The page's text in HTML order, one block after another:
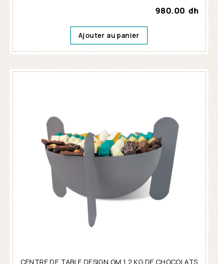
980.00 dh
Ajouter au panier
CENTRE DE TABLE DESIGN GM 1,2 KG DE CHOCOLATS